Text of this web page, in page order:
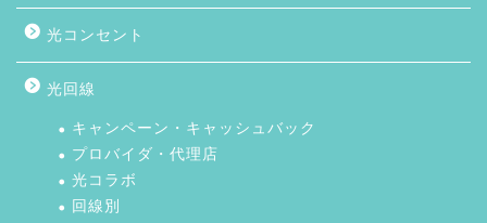
光コンセント
光回線
キャンペーン・キャッシュバック
プロバイダ・代理店
光コラボ
回線別